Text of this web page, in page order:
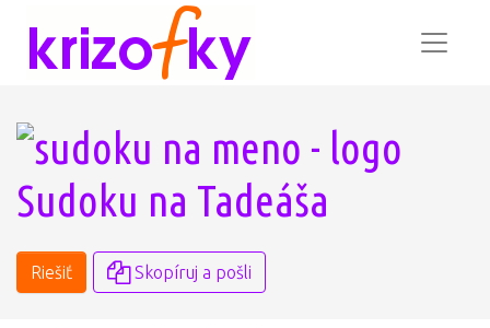
Sudoku na Tadeáša
Riešiť Skopíruj a pošli